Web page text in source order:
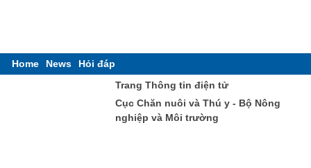
Home News
Hỏi đáp
Trang Thông tin điện tử
Cục Chăn nuôi và Thú y - Bộ Nông
nghiệp và Môi trường